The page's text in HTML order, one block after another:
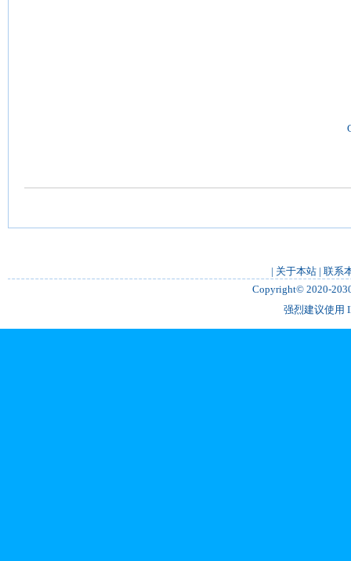
| 关于本站 | 联系
Copyright© 2020-
强烈建议使用